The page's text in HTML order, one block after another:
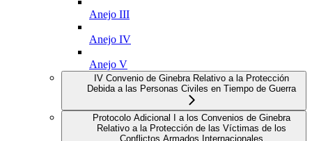
Anejo III
Anejo IV
Anejo V
IV Convenio de Ginebra Relativo a la Protección
Debida a las Personas Civiles en Tiempo de Guerra
Protocolo Adicional I a los Convenios de Ginebra
Relativo a la Protección de las Víctimas de los
Conflictos Armados Internacionales